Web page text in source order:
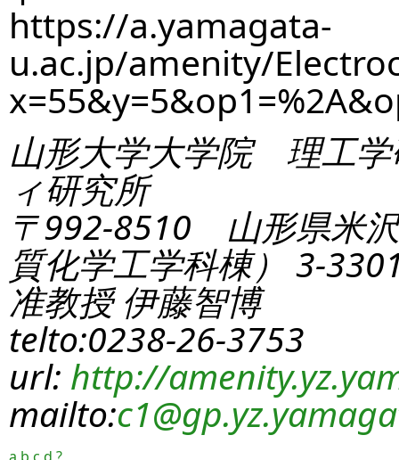
https://a.yamagata-
u.ac.jp/amenity/
山形大学大学院 理工学
ィ研究所
〒992-8510 山形県米
質化学工学科棟） 3-
准教授 伊藤智博
telto:0238-26-3753
url: http://
mailto:c1